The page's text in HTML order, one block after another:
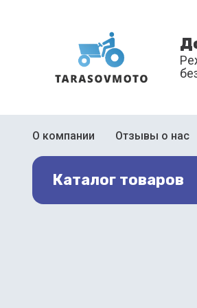
О компании Отзывы о нас
Каталог товаров